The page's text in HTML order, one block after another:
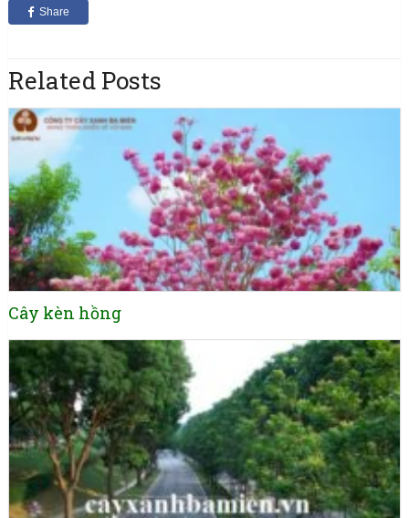
Share
Related Posts
Cây kèn hồng